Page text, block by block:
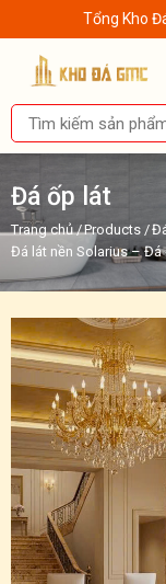
Tổng Kho
Đá ốp lát
Trang chủ/Products /
Đá lát nền Solarius – Đá